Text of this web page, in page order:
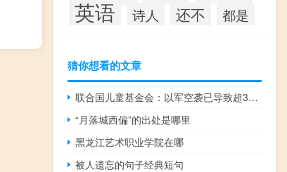
英语 诗人 还不 都是
猜你想看的文章
联合国儿童基金会：以军空袭已导致超3500名儿童死亡
“月落城西偏”的出处是哪里
黑龙江艺术职业学院在哪
被人遗忘的句子经典短句